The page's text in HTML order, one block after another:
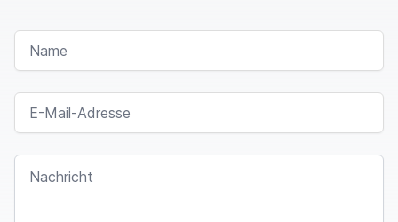
NAME
E-MAIL-ADRESSE
NACHRICHT